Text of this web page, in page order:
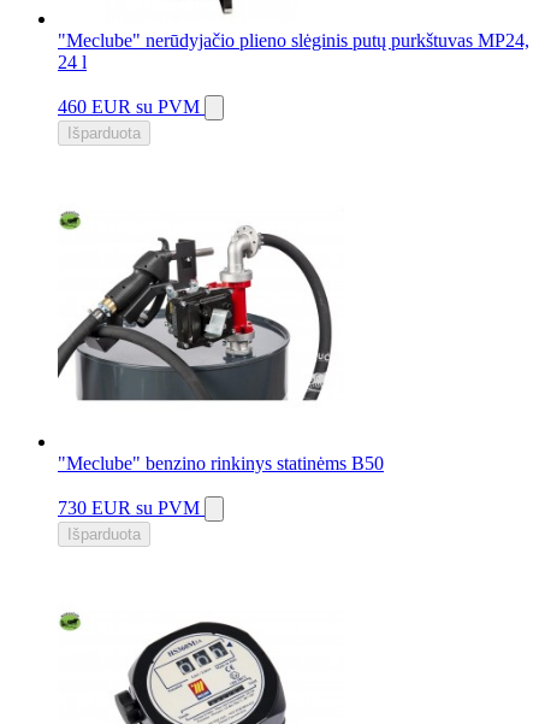
"Meclube" nerūdyjačio plieno slėginis putų purkštuvas MP24,
24 l
460 EUR su PVM
Išparduota
"Meclube" benzino rinkinys statinėms B50
730 EUR su PVM
Išparduota